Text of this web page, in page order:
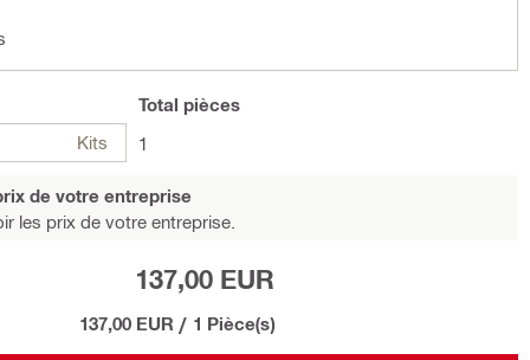
Kits
Total pièces
1
de votre entreprise
les prix de votre entreprise.
137,00 EUR
137,00 EUR / 1 Pièce(s)